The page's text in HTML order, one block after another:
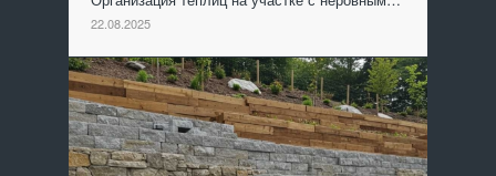
22.08.2025